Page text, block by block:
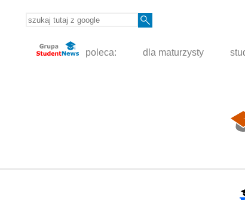
poleca: dla maturzysty